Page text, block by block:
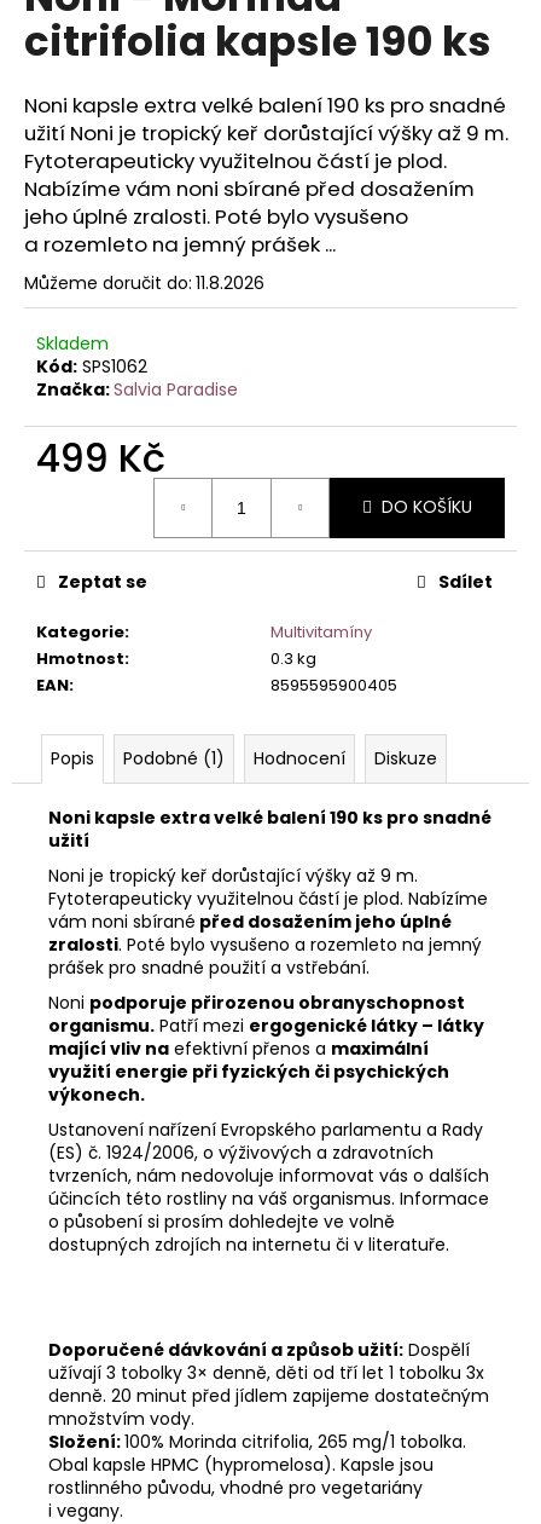
z
hvězdiček.
citrifolia kapsle 190 ks
Noni kapsle extra velké balení 190 ks pro snadné
užití Noni je tropický keř dorůstající výšky až 9 m.
Fytoterapeuticky využitelnou částí je plod.
Nabízíme vám noni sbírané před dosažením
jeho úplné zralosti. Poté bylo vysušeno
a rozemleto na jemný prášek ...
Můžeme doručit do: 11.8.2026
Skladem
Kód: SPS1062
Značka:Salvia Paradise
499 Kč
DO KOŠÍKU
Kategorie:
Multivitamíny
Hmotnost:
0.3 kg
EAN: 8595595900405
Zeptat se Sdílet
Popis Podobné (1) Hodnocení Diskuze
Noni kapsle extra velké balení 190 ks pro snadné
užití
Noni je tropický keř dorůstající výšky až 9 m.
Fytoterapeuticky využitelnou částí je plod. Nabízíme
vám noni sbírané před dosažením jeho úplné
zralosti. Poté bylo vysušeno a rozemleto na jemný
prášek pro snadné použití a vstřebání.
Noni podporuje přirozenou obranyschopnost
organismu. Patří mezi ergogenické látky – látky
mající vliv na efektivní přenos a maximální
využití energie při fyzických či psychických
výkonech.
Ustanovení nařízení Evropského parlamentu a Rady
(ES) č. 1924/2006, o výživových a zdravotních
tvrzeních, nám nedovoluje informovat vás o dalších
účincích této rostliny na váš organismus. Informace
o působení si prosím dohledejte ve volně
dostupných zdrojích na internetu či v literatuře.
Doporučené dávkování a způsob užití: Dospělí
užívají 3 tobolky 3× denně, děti od tří let 1 tobolku 3x
denně. 20 minut před jídlem zapijeme dostatečným
množstvím vody.
Složení:100% Morinda citrifolia, 265 mg/1 tobolka.
Obal kapsle HPMC (hypromelosa). Kapsle jsou
rostlinného původu, vhodné pro vegetariány
i vegany.
a
j
í
t
?
HLEDAT
D
o
č
u
e
m
e